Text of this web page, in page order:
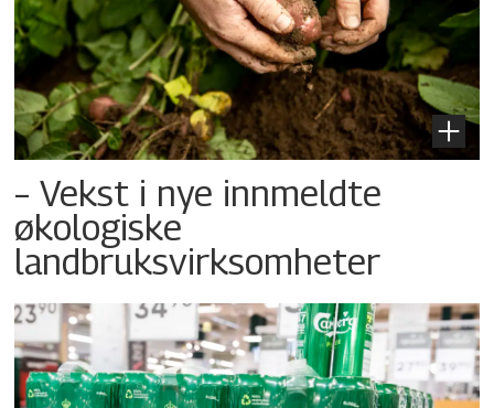
– Vekst i nye innmeldte
økologiske
landbruksvirksomheter